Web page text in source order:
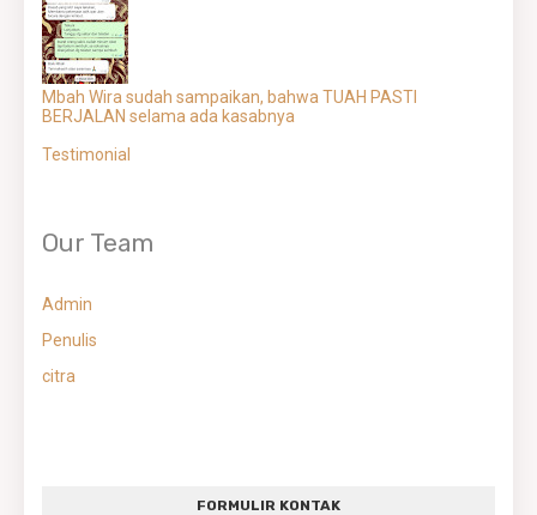
Mbah Wira sudah sampaikan, bahwa TUAH PASTI
BERJALAN selama ada kasabnya
Testimonial
Our Team
Admin
Penulis
citra
FORMULIR KONTAK